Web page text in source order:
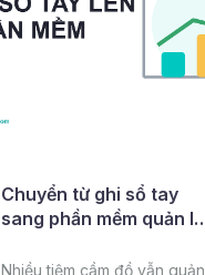
Chuyển từ ghi sổ tay
sang phần mềm quản lý
tiệm
Nhiều tiệm cầm đồ vẫn quản